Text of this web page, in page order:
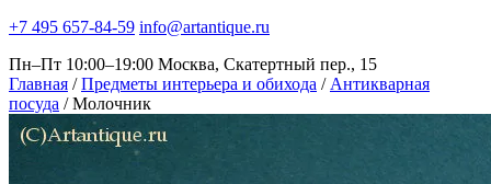
+7 495 657-84-59 info@artantique.ru
Пн–Пт 10:00–19:00 Москва, Скатертный пер., 15
Главная / Предметы интерьера и обихода / Антикварная
посуда / Молочник